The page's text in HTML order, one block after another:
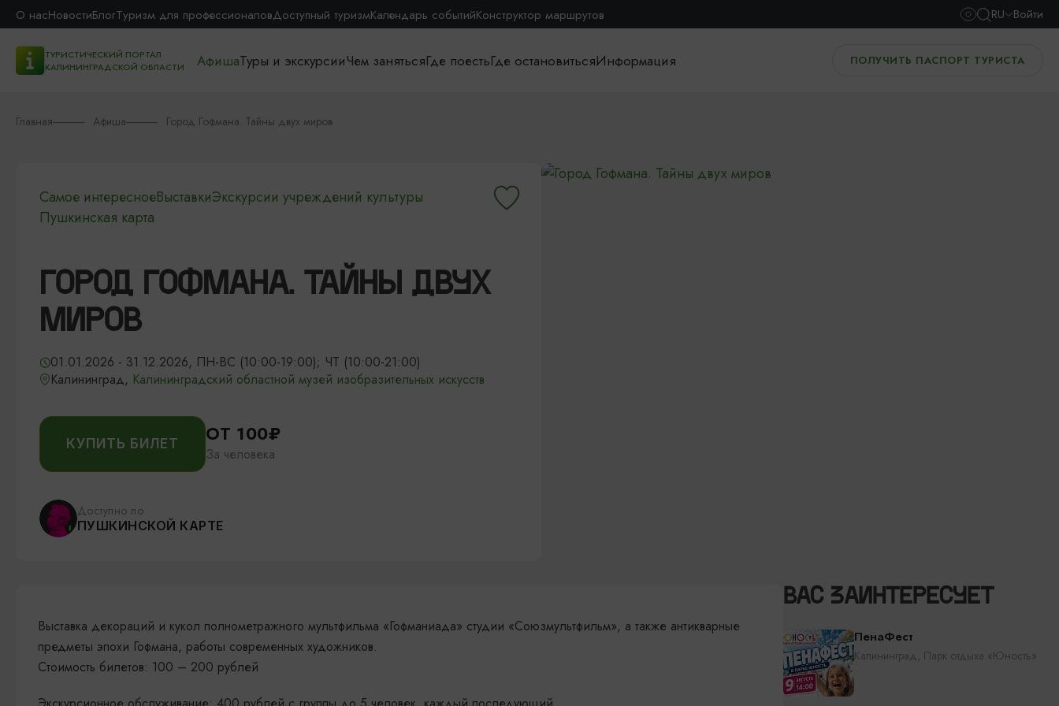
О насНовостиБлогТуризм для профессионаловДоступный туризмКалендарь событийКонструктор маршрутов RU Войти
ТУРИСТИЧЕСКИЙ ПОРТАЛ
КАЛИНИНГРАДСКОЙ ОБЛАСТИ
АфишаТуры и экскурсииЧем занятьсяГде поестьГде остановитьсяИнформация ПОЛУЧИТЬ ПАСПОРТ ТУРИСТА
Главная Афиша Город Гофмана. Тайны двух миров
Самое интересноеВыставкиЭкскурсии учреждений культуры
Пушкинская карта
ГОРОД ГОФМАНА. ТАЙНЫ ДВУХ
МИРОВ
01.01.2026 - 31.12.2026, ПН-ВС (10:00-19:00); ЧТ (10:00-21:00)
Калининград, Калининградский областной музей изобразительных искусств
КУПИТЬ БИЛЕТ ОТ 100₽
За человека
Доступно по
ПУШКИНСКОЙ КАРТЕ
Выставка декораций и кукол полнометражного мультфильма «Гофманиада» студии «Союзмультфильм», а также антикварные
предметы эпохи Гофмана, работы современных художников.
Стоимость билетов: 100 – 200 рублей
ВАС ЗАИНТЕРЕСУЕТ
ПенаФест
Калининград, Парк отдыха «Юность»